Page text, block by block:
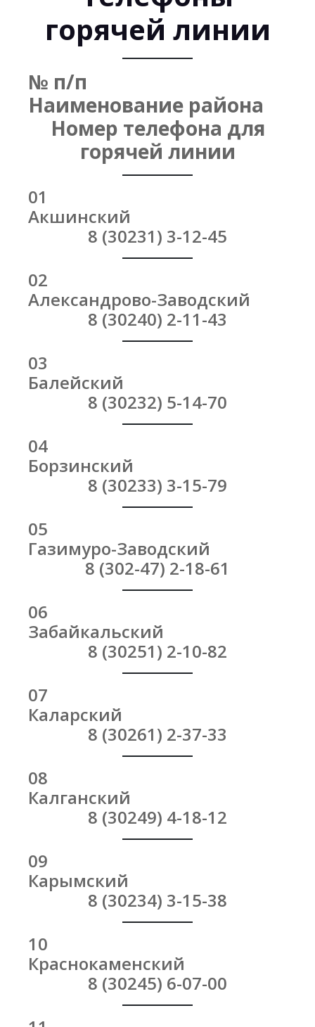
горячей линии
№ п/п
Наименование района
Номер телефона для
горячей линии
01
Акшинский
8 (30231) 3-12-45
02
Александрово-Заводский
8 (30240) 2-11-43
03
Балейский
8 (30232) 5-14-70
04
Борзинский
8 (30233) 3-15-79
05
Газимуро-Заводский
8 (302-47) 2-18-61
06
Забайкальский
8 (30251) 2-10-82
07
Каларский
8 (30261) 2-37-33
08
Калганский
8 (30249) 4-18-12
09
Карымский
8 (30234) 3-15-38
10
Краснокаменский
8 (30245) 6-07-00